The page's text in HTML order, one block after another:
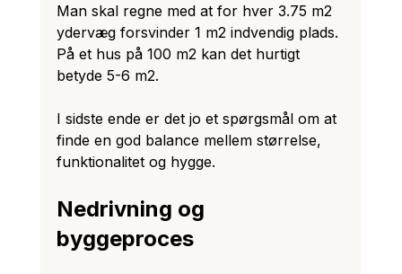
Man skal regne med at for hver 3.75 m2
ydervæg forsvinder 1 m2 indvendig plads.
På et hus på 100 m2 kan det hurtigt
betyde 5-6 m2.
I sidste ende er det jo et spørgsmål om at
finde en god balance mellem størrelse,
funktionalitet og hygge.
Nedrivning og
byggeproces